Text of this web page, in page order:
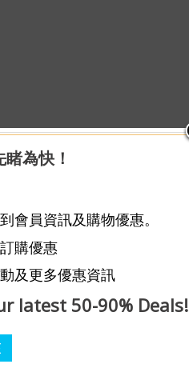
為快！
會員資訊及購物優惠。
購優惠
及更多優惠資訊
latest 50-90% Deals!